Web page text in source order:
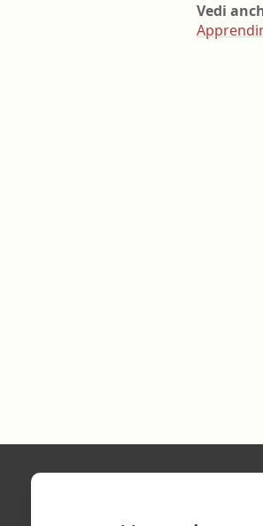
Vedi